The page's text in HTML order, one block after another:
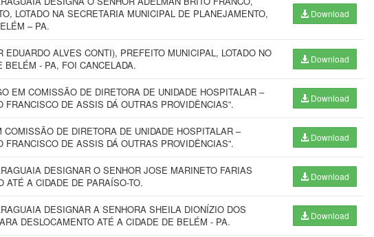
LOTADO NA SECRETARIA MUNICIPAL DE PLANEJAMENTO,
– PA.
Download
ALVES CONTI), PREFEITO MUNICIPAL, LOTADO NO
- PA, FOI CANCELADA.
Download
EM COMISSÃO DE DIRETORA DE UNIDADE HOSPITALAR –
DE ASSIS DÁ OUTRAS PROVIDÊNCIAS”.
Download
DE DIRETORA DE UNIDADE HOSPITALAR –
DE ASSIS DÁ OUTRAS PROVIDÊNCIAS”.
Download
DESIGNAR O SENHOR JOSE MARINETO FARIAS
ATÉ A CIDADE DE PARAÍSO-TO.
Download
DESIGNAR A SENHORA SHEILA DIONÍZIO DOS
DESLOCAMENTO ATÉ A CIDADE DE BELÉM - PA.
Download